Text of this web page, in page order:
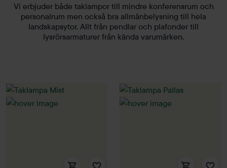
Vi erbjuder både taklampor till mindre konferensrum och
personalrum men också bra allmänbelysning till hela
landskapsytor. Allt från pendlar och plafonder till
lysrörsarmaturer från kända varumärken.